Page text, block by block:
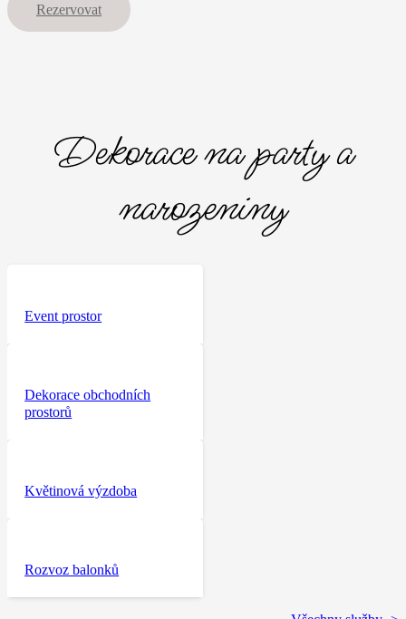
Rezervovat
Dekorace na party a
narozeniny
Event prostor
Dekorace obchodních
prostorů
Květinová výzdoba
Rozvoz balonků